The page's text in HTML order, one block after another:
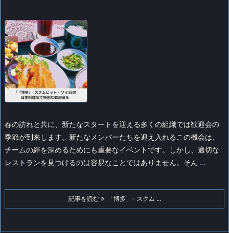
春の訪れと共に、新たなスタートを迎える多くの組織では歓迎会の
季節が到来します。新たなメンバーたちを迎え入れるこの機会は、
チームの絆を深めるためにも重要なイベントです。しかし、適切な
レストランを見つけるのは容易なことではありません。そん ...
記事を読む 「博多」- スクム ...